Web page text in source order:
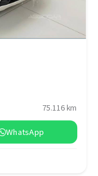
75.116 km
WhatsApp